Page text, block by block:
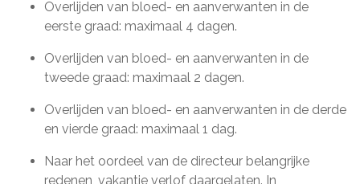
Overlijden van bloed- en aanverwanten in de
eerste graad: maximaal 4 dagen.
Overlijden van bloed- en aanverwanten in de
tweede graad: maximaal 2 dagen.
Overlijden van bloed- en aanverwanten in de derde
en vierde graad: maximaal 1 dag.
Naar het oordeel van de directeur belangrijke
redenen, vakantie verlof daargelaten. In